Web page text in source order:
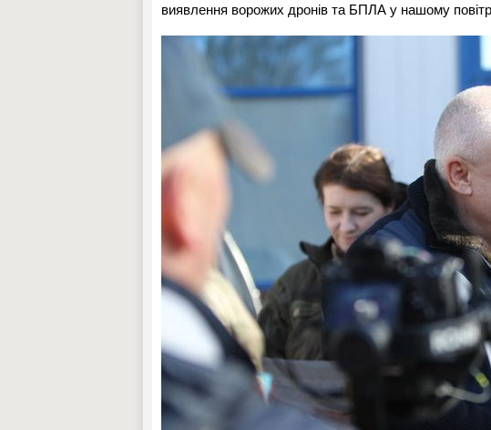
виявлення ворожих дронів та БПЛА у нашому